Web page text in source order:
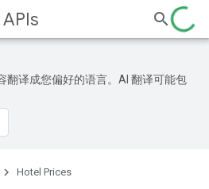
翻译成您偏好的语言。AI 翻译可能包
Hotel Prices